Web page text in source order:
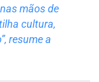
mãos de
cultura,
resume a